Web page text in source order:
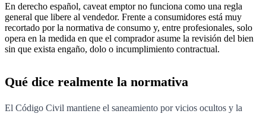
En derecho español, caveat emptor no funciona como una regla
general que libere al vendedor. Frente a consumidores está muy
recortado por la normativa de consumo y, entre profesionales, solo
opera en la medida en que el comprador asume la revisión del bien
sin que exista engaño, dolo o incumplimiento contractual.
Qué dice realmente la normativa
El Código Civil mantiene el saneamiento por vicios ocultos y la